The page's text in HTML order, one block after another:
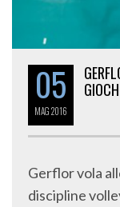
05
MAG2016
Gerflor vola
discipline